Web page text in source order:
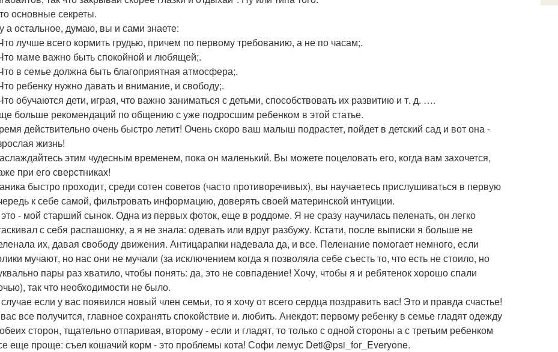
основные секреты.
а остальное, думаю, вы и сами знаете:
лучше всего кормить грудью, причем по первому требованию, а не по часам;.
маме важно быть спокойной и любящей;.
в семье должна быть благоприятная атмосфера;.
ребенку нужно давать и внимание, и свободу;.
обучаются дети, играя, что важно заниматься с детьми, способствовать их развитию и т. д. ….
больше рекомендаций по общению с уже подросшим ребенком в этой статье.
действительно очень быстро летит! Очень скоро ваш малыш подрастет, пойдет в детский сад и вот она -
жизнь!
этим чудесным временем, пока он маленький. Вы можете поцеловать его, когда вам захочется,
при его сверстниках!
быстро проходит, среди сотен советов (часто противоречивых), вы научаетесь прислушиваться в первую
к себе самой, фильтровать информацию, доверять своей материнской интуиции.
- мой старший сынок. Одна из первых фоток, еще в роддоме. Я не сразу научилась пеленать, он легко
с себя распашонку, а я не знала: одевать или вдруг разбужу. Кстати, после выписки я больше не
их, давая свободу движения. Антицарапки надевала да, и все. Пеленание помогает немного, если
мучают, но нас они не мучали (за исключением когда я позволяла себе съесть то, что есть не стоило, но
пары раз хватило, чтобы понять: да, это не совпадение! Хочу, чтобы я и ребятенок хорошо спали
так что необходимости не было.
если у вас появился новый член семьи, то я хочу от всего сердца поздравить вас! Это и правда счастье!
все получится, главное сохранять спокойствие и. любить. Анекдот: первому ребенку в семье гладят одежду
сторон, тщательно отпаривая, второму - если и гладят, то только с одной стороны а с третьим ребенком
еще проще: съел кошачий корм - это проблемы кота! Софи лемус Deti@psi_for_Everyone.